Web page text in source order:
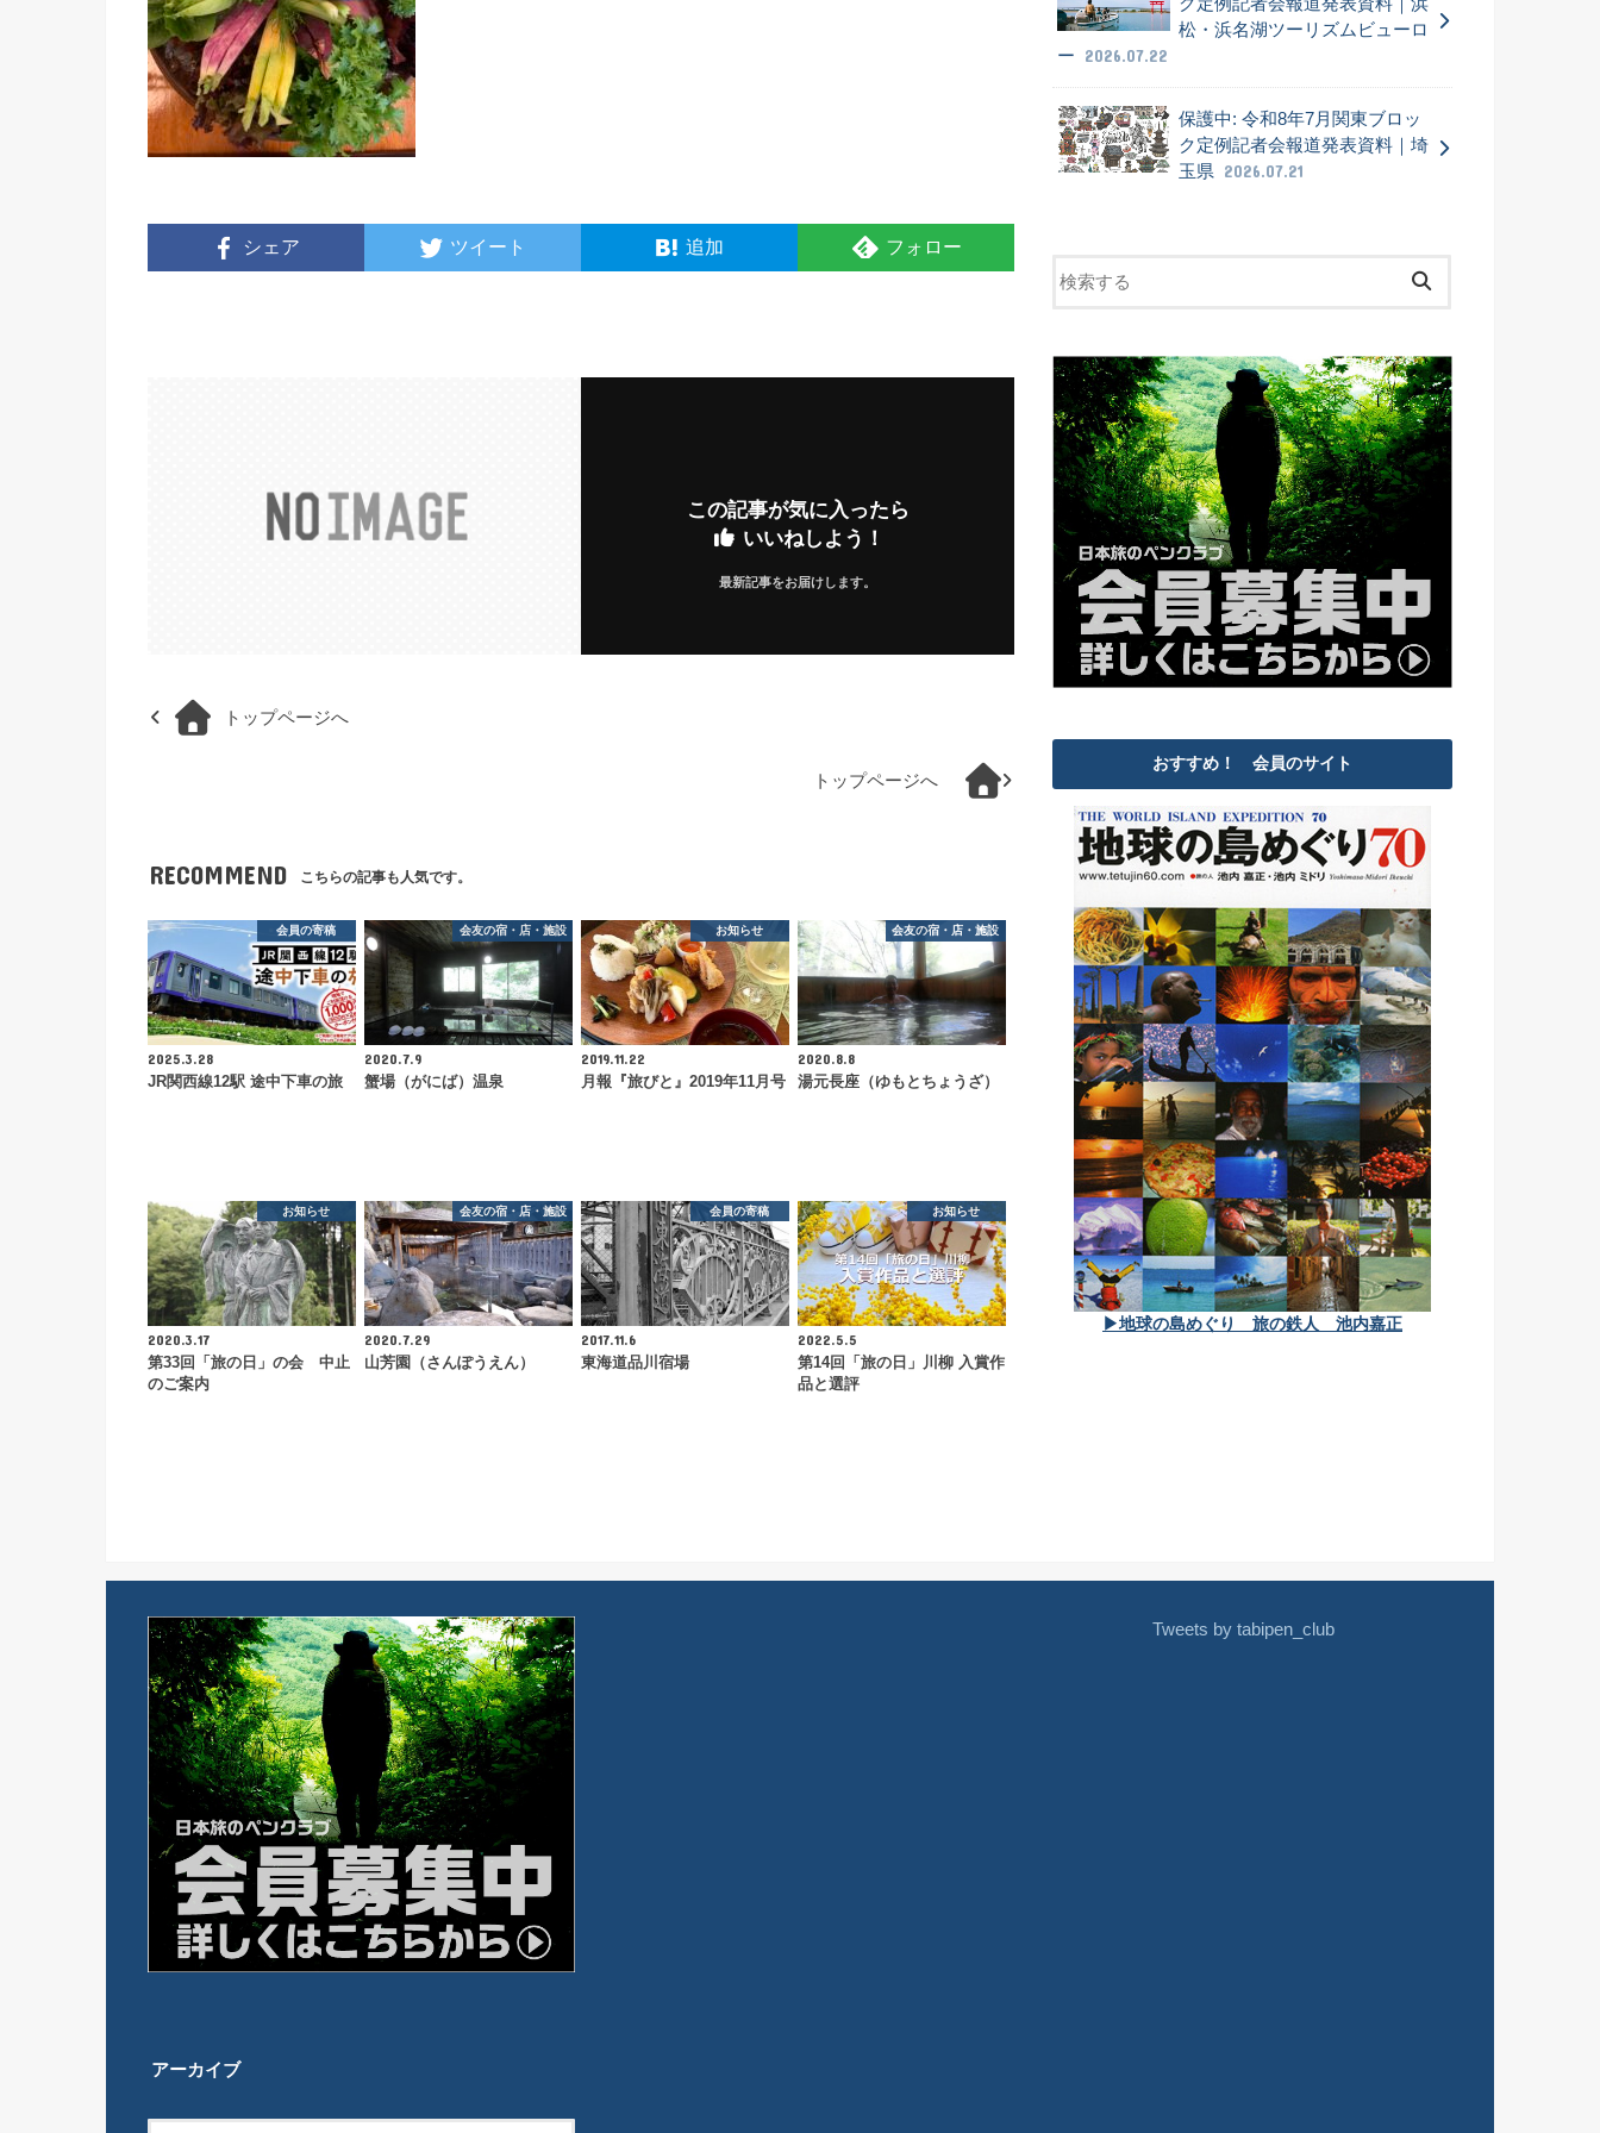
シェア ツイート 追加 フォロー
この記事が気に入ったら
いいねしよう！
最新記事をお届けします。
トップページへ
トップページへ
RECOMMEND こちらの記事も人気です。
会員の寄稿
2025.3.28
JR関西線12駅 途中下車の旅
会友の宿・店・施設
2020.7.9
蟹場（がにば）温泉
お知らせ
2019.11.22
月報『旅びと』2019年11月号
会友の宿・店・施設
2020.8.8
湯元長座（ゆもとちょうざ）
お知らせ
2020.3.17
第33回「旅の日」の会 中止
のご案内
会友の宿・店・施設
2020.7.29
山芳園（さんぽうえん）
会員の寄稿
2017.11.6
東海道品川宿場
お知らせ
2022.5.5
第14回「旅の日」川柳 入賞作
品と選評
松・浜名湖ツーリズムビューロ
ー
2026.07.22
保護中: 令和8年7月関東ブロッ
ク定例記者会報道発表資料｜埼
玉県
2026.07.21
おすすめ！ 会員のサイト
▶地球の島めぐり 旅の鉄人 池内嘉正
アーカイブ
Tweets by tabipen_club